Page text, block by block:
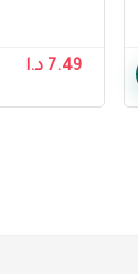
Women, XL
7.49 د.ا